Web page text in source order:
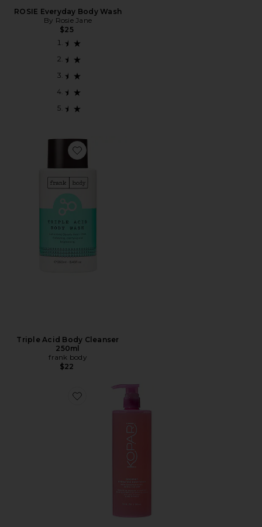
ROSIE Everyday Body Wash
By Rosie Jane
$25
Favorite Triple Acid Body Cleanser 250ml
Triple Acid Body Cleanser
250ml
frank body
$22
Favorite Jumbo Coconut Hydrating Body Wash